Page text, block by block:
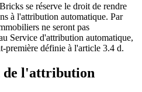
se réserve le droit de rendre
à l'attribution automatique. Par
ne seront pas
Service d'attribution automatique,
première définie à l'article 3.4 d.
de l'attribution